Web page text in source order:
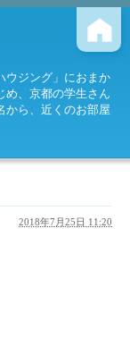
ウジング」におまか
め、京都の学生さん
から、近くのお部屋
2018年7月25日 11:20